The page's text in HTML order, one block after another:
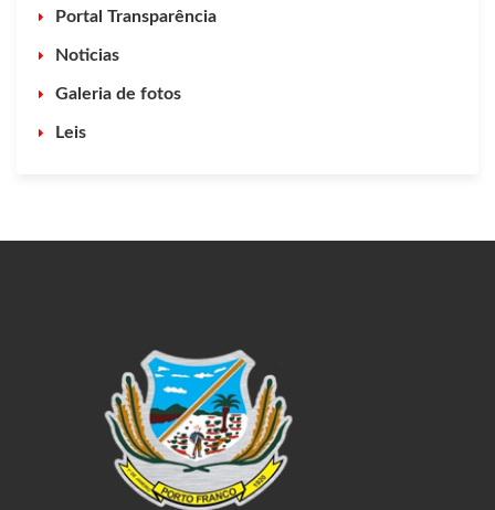
Portal Transparência
Noticias
Galeria de fotos
Leis